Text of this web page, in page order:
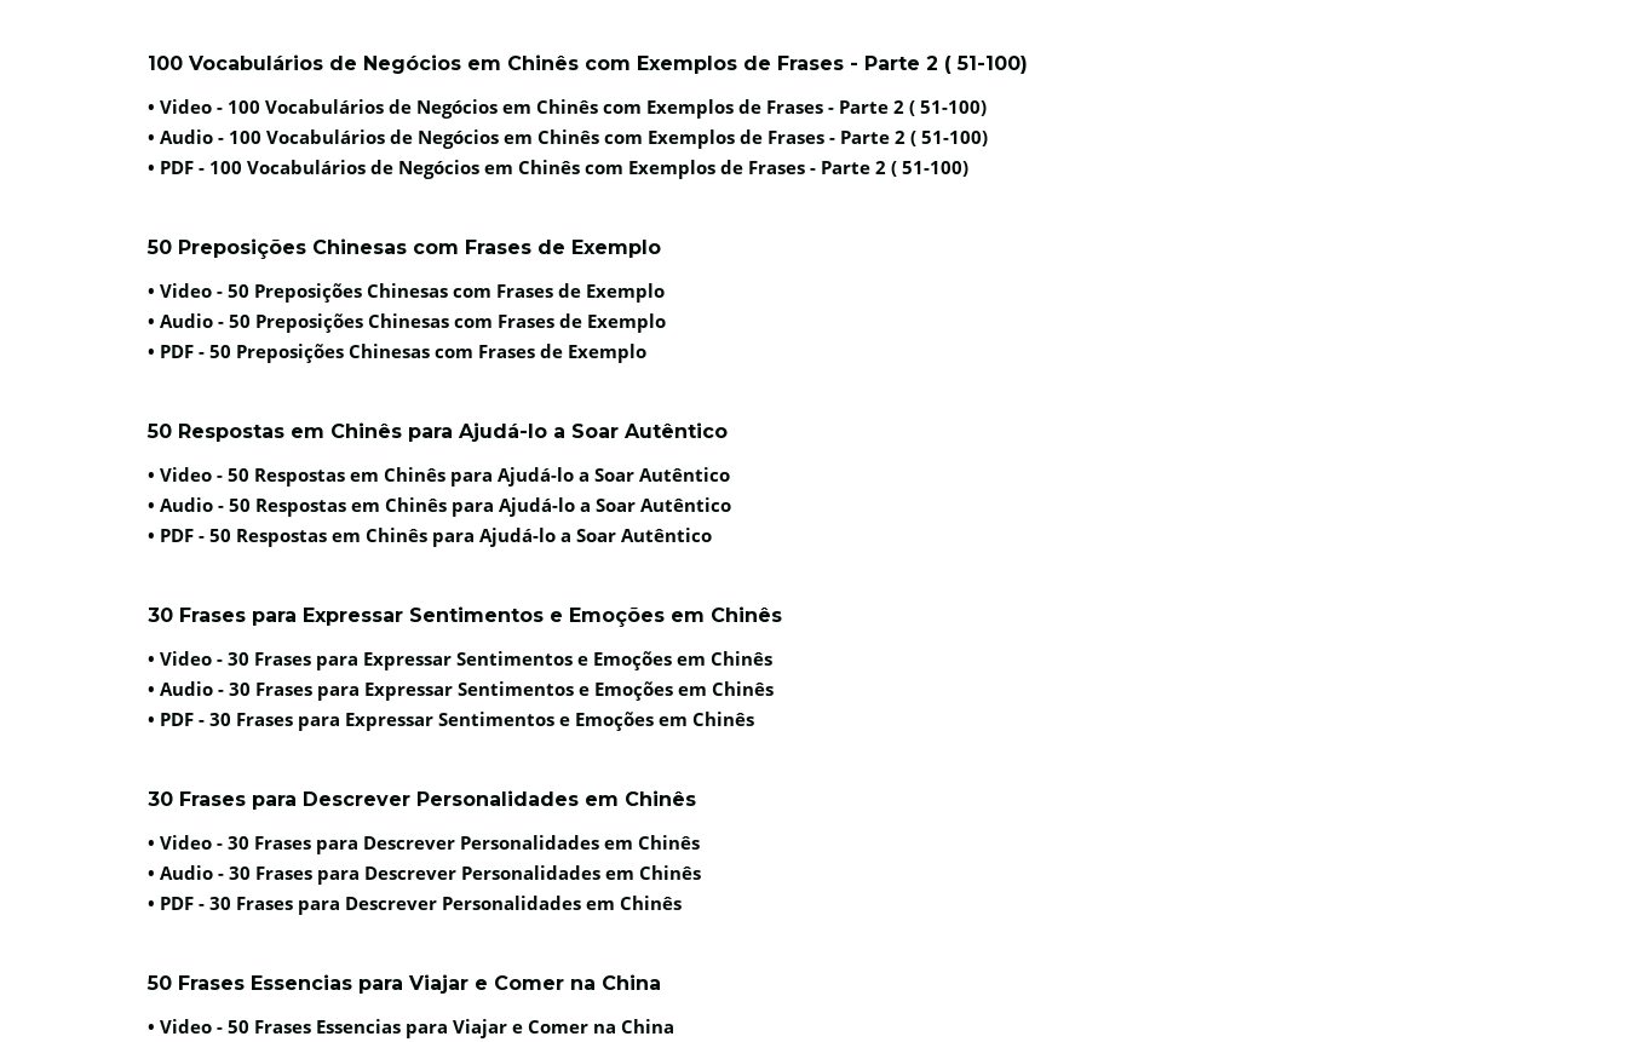
100 Vocabulários de Negócios em Chinês com Exemplos de Frases - Parte 2 ( 51-100)
• Video - 100 Vocabulários de Negócios em Chinês com Exemplos de Frases - Parte 2 ( 51-100)
• Audio - 100 Vocabulários de Negócios em Chinês com Exemplos de Frases - Parte 2 ( 51-100)
• PDF - 100 Vocabulários de Negócios em Chinês com Exemplos de Frases - Parte 2 ( 51-100)
50 Preposições Chinesas com Frases de Exemplo
• Video - 50 Preposições Chinesas com Frases de Exemplo
• Audio - 50 Preposições Chinesas com Frases de Exemplo
• PDF - 50 Preposições Chinesas com Frases de Exemplo
50 Respostas em Chinês para Ajudá-lo a Soar Autêntico
• Video - 50 Respostas em Chinês para Ajudá-lo a Soar Autêntico
• Audio - 50 Respostas em Chinês para Ajudá-lo a Soar Autêntico
• PDF - 50 Respostas em Chinês para Ajudá-lo a Soar Autêntico
30 Frases para Expressar Sentimentos e Emoções em Chinês
• Video - 30 Frases para Expressar Sentimentos e Emoções em Chinês
• Audio - 30 Frases para Expressar Sentimentos e Emoções em Chinês
• PDF - 30 Frases para Expressar Sentimentos e Emoções em Chinês
30 Frases para Descrever Personalidades em Chinês
• Video - 30 Frases para Descrever Personalidades em Chinês
• Audio - 30 Frases para Descrever Personalidades em Chinês
• PDF - 30 Frases para Descrever Personalidades em Chinês
50 Frases Essencias para Viajar e Comer na China
• Video - 50 Frases Essencias para Viajar e Comer na China